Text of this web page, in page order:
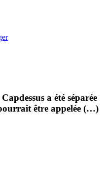
a été séparée
être appelée (…)